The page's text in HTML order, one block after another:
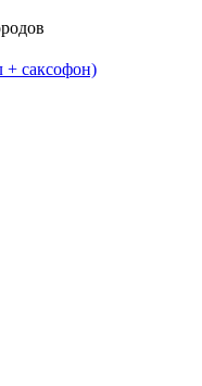
саксофон)